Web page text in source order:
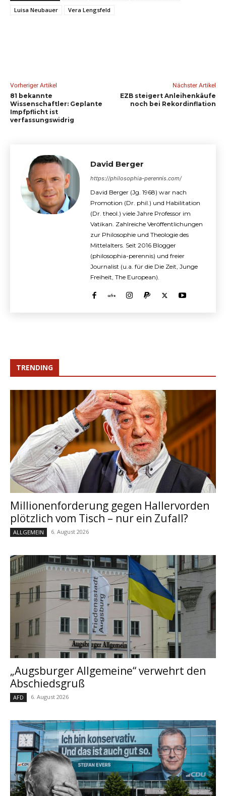
Luisa Neubauer
Vera Lengsfeld
Vorheriger Artikel
81 bekannte
Wissenschaftler: Geplante
Impfpflicht ist
verfassungswidrig
Nächster Artikel
EZB steigert Anleihenkäufe
noch bei Rekordinflation
David Berger
https://philosophia-perennis.com/
David Berger (Jg. 1968) war nach
Promotion (Dr. phil.) und Habilitation
(Dr. theol.) viele Jahre Professor im
Vatikan. Zahlreiche Veröffentlichungen
zur Philosophie und Theologie des
Mittelalters. Seit 2016 Blogger
(philosophia-perennis) und freier
Journalist (u.a. für die Die Zeit, Junge
Freiheit, The European).
TRENDING
Millionenforderung gegen Hallervorden
plötzlich vom Tisch – nur ein Zufall?
ALLGEMEIN 6. August 2026
„Augsburger Allgemeine“ verwehrt den
Abschiedsgruß
AFD 6. August 2026